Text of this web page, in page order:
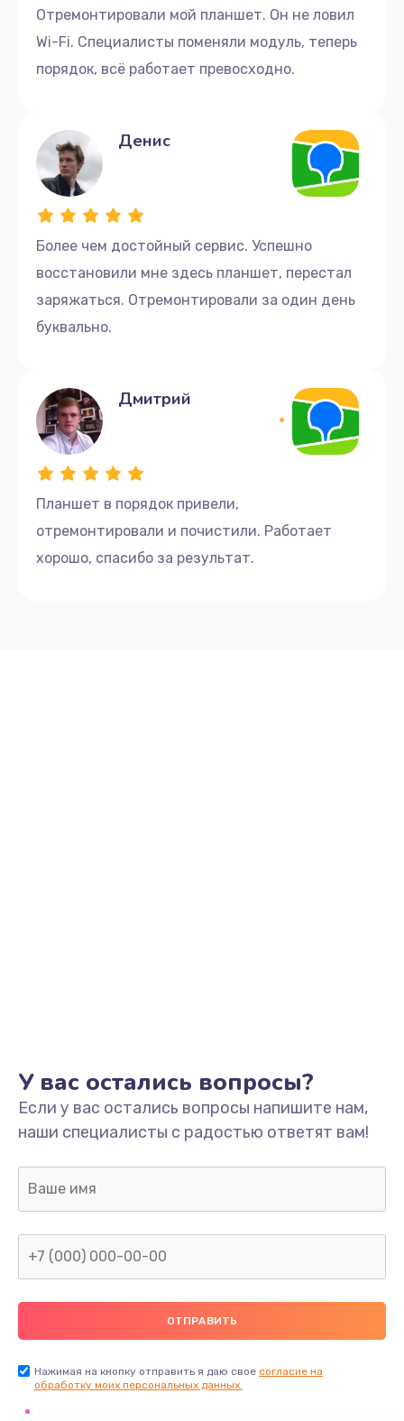
Отремонтировали мой планшет. Он не ловил
Wi-Fi. Специалисты поменяли модуль, теперь
порядок, всё работает превосходно.
Более чем достойный сервис. Успешно
восстановили мне здесь планшет, перестал
заряжаться. Отремонтировали за один день
буквально.
Денис
Планшет в порядок привели,
отремонтировали и почистили. Работает
хорошо, спасибо за результат.
Дмитрий
У вас остались вопросы?
Если у вас остались вопросы напишите нам,
наши специалисты с радостью ответят вам!
Нажимая на кнопку отправить я даю свое согласие на
обработку моих персональных данных.